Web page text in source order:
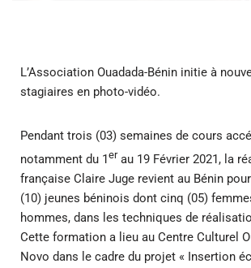
L’Association Ouadada-Bénin initie à
stagiaires en photo-vidéo.
Pendant trois (03) semaines de cours
notamment du 1 er au 19 Février 2021, la
française Claire Juge revient au Bénin
(10) jeunes béninois dont cinq (05)
hommes, dans les techniques de
Cette formation a lieu au Centre Culturel
Novo dans le cadre du projet « Insertion